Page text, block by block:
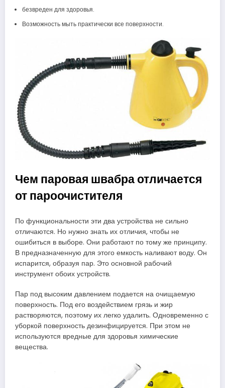
безвреден для здоровья.
Возможность мыть практически все поверхности.
Чем паровая швабра отличается
от пароочистителя
По функциональности эти два устройства не сильно
отличаются. Но нужно знать их отличия, чтобы не
ошибиться в выборе. Они работают по тому же принципу.
В предназначенную для этого емкость наливают воду. Он
испарится, образуя пар. Это основной рабочий
инструмент обоих устройств.
Пар под высоким давлением подается на очищаемую
поверхность. Под его воздействием грязь и жир
растворяются, поэтому их легко удалить. Одновременно с
уборкой поверхность дезинфицируется. При этом не
используются вредные для здоровья химические
вещества.